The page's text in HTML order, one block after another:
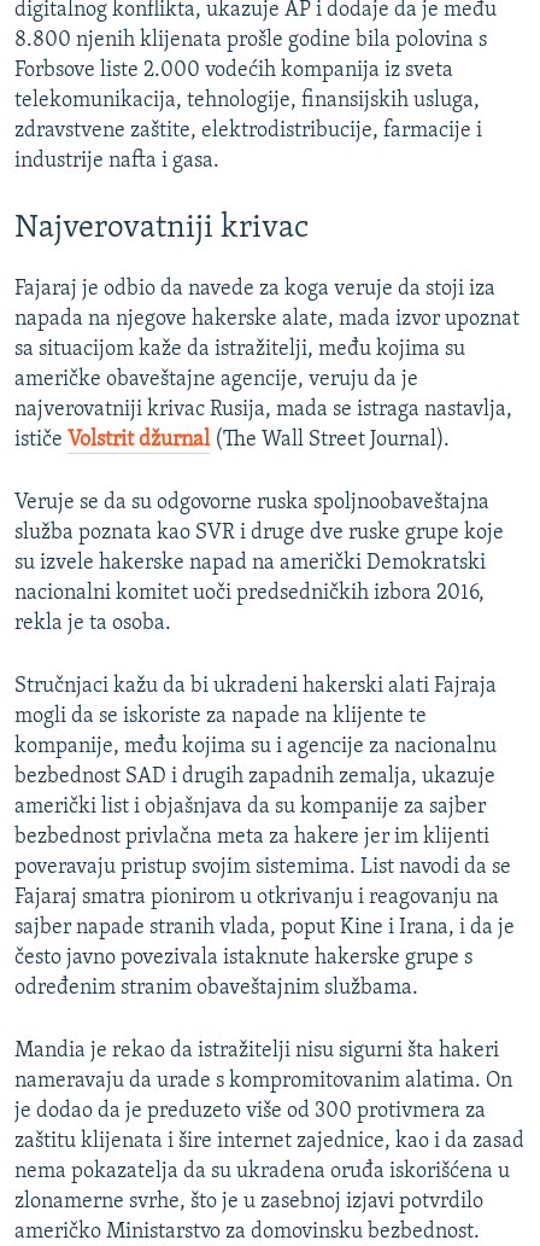
digitalnog konflikta, ukazuje AP i dodaje da je među
8.800 njenih klijenata prošle godine bila polovina s
Forbsove liste 2.000 vodećih kompanija iz sveta
telekomunikacija, tehnologije, finansijskih usluga,
zdravstvene zaštite, elektrodistribucije, farmacije i
industrije nafta i gasa.
Najverovatniji krivac
Fajaraj je odbio da navede za koga veruje da stoji iza
napada na njegove hakerske alate, mada izvor upoznat
sa situacijom kaže da istražitelji, među kojima su
američke obaveštajne agencije, veruju da je
najverovatniji krivac Rusija, mada se istraga nastavlja,
ističe Volstrit džurnal(The Wall Street Journal).
Veruje se da su odgovorne ruska spoljnoobaveštajna
služba poznata kao SVR i druge dve ruske grupe koje
su izvele hakerske napad na američki Demokratski
nacionalni komitet uoči predsedničkih izbora 2016,
rekla je ta osoba.
Stručnjaci kažu da bi ukradeni hakerski alati Fajraja
mogli da se iskoriste za napade na klijente te
kompanije, među kojima su i agencije za nacionalnu
bezbednost SAD i drugih zapadnih zemalja, ukazuje
američki list i objašnjava da su kompanije za sajber
bezbednost privlačna meta za hakere jer im klijenti
poveravaju pristup svojim sistemima. List navodi da se
Fajaraj smatra pionirom u otkrivanju i reagovanju na
sajber napade stranih vlada, poput Kine i Irana, i da je
često javno povezivala istaknute hakerske grupe s
određenim stranim obaveštajnim službama.
Mandia je rekao da istražitelji nisu sigurni šta hakeri
nameravaju da urade s kompromitovanim alatima. On
je dodao da je preduzeto više od 300 protivmera za
zaštitu klijenata i šire internet zajednice, kao i da zasad
nema pokazatelja da su ukradena oruđa iskorišćena u
zlonamerne svrhe, što je u zasebnoj izjavi potvrdilo
američko Ministarstvo za domovinsku bezbednost.